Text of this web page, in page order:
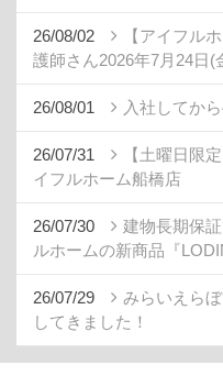
26/08/02
【アイフル
護師さん2026年7月24日(
26/08/01 入社してか
26/07/31
【土曜日限
イフルホーム船橋店
26/07/30
建物長期保
ルホームの新商品『
26/07/29
みらいえら
してきました！